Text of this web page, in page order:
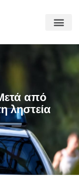
από
ληστεία